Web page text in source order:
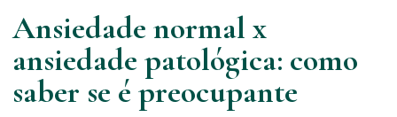
Ansiedade normal x
ansiedade patológica: como
saber se é preocupante